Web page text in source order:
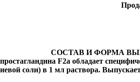
СОСТАВ И ФОРМА
F2a обладает
соли) в 1 мл раствора.